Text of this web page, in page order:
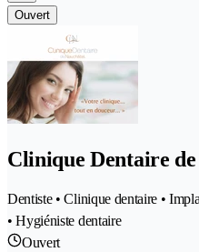
Ouvert
Clinique Dentaire
Dentiste • Clinique dentaire •
• Hygiéniste dentaire
Ouvert